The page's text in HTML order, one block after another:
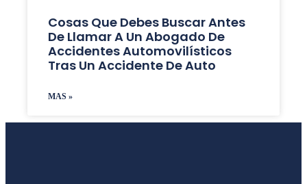
Cosas Que Debes Buscar Antes
De Llamar A Un Abogado De
Accidentes Automovilísticos
Tras Un Accidente De Auto
MAS »